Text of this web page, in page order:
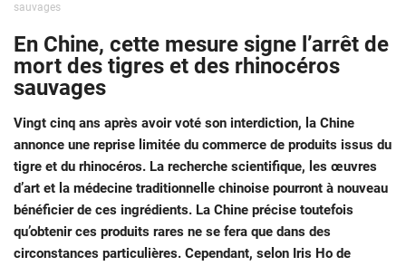
sauvages
En Chine, cette mesure signe l’arrêt de
mort des tigres et des rhinocéros
sauvages
Vingt cinq ans après avoir voté son interdiction, la Chine
annonce une reprise limitée du commerce de produits issus du
tigre et du rhinocéros. La recherche scientifique, les œuvres
d’art et la médecine traditionnelle chinoise pourront à nouveau
bénéficier de ces ingrédients. La Chine précise toutefois
qu’obtenir ces produits rares ne se fera que dans des
circonstances particulières. Cependant, selon Iris Ho de